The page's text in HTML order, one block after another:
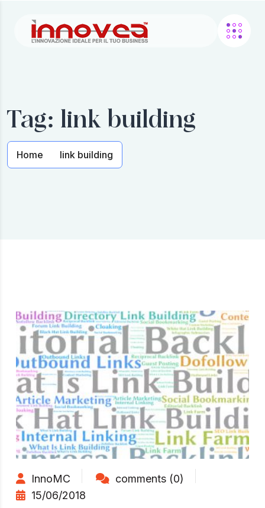
Tag: link building
Home link building
InnoMC
comments (0)
15/06/2018